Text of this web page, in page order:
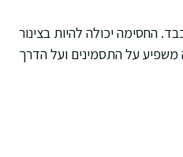
החסימה יכולה להיות בצינור
על התסמינים ועל הדרך